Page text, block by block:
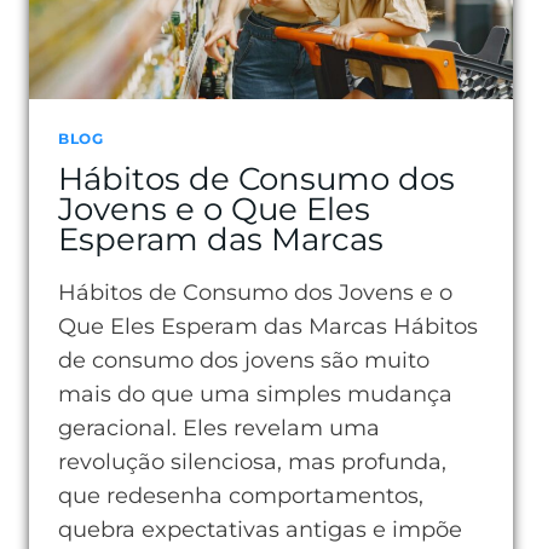
BLOG
Hábitos de Consumo dos
Jovens e o Que Eles
Esperam das Marcas
Hábitos de Consumo dos Jovens e o
Que Eles Esperam das Marcas Hábitos
de consumo dos jovens são muito
mais do que uma simples mudança
geracional. Eles revelam uma
revolução silenciosa, mas profunda,
que redesenha comportamentos,
quebra expectativas antigas e impõe